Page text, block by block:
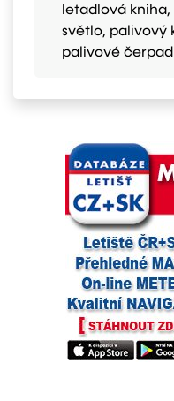
letadlová
světlo, palivový
palivové